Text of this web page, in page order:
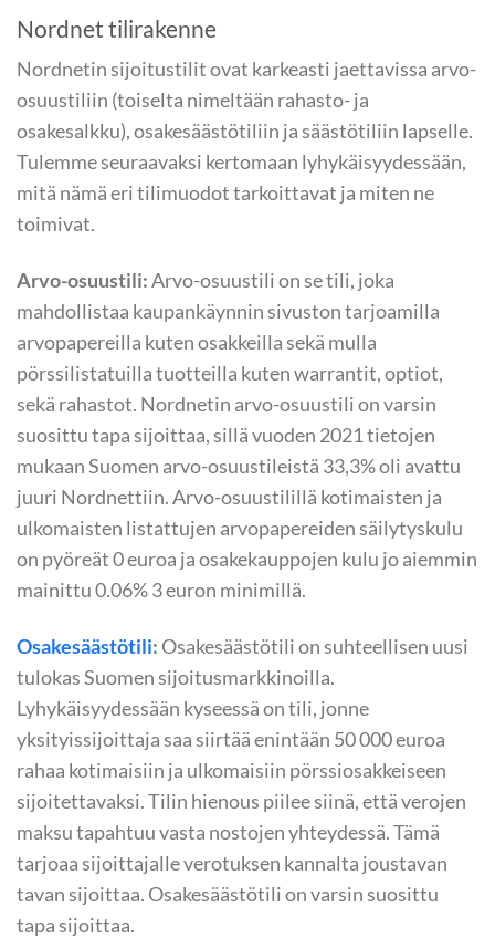
Nordnet tilirakenne
Nordnetin sijoitustilit ovat karkeasti jaettavissa arvo-
osuustiliin (toiselta nimeltään rahasto- ja
osakesalkku), osakesäästötiliin ja säästötiliin lapselle.
Tulemme seuraavaksi kertomaan lyhykäisyydessään,
mitä nämä eri tilimuodot tarkoittavat ja miten ne
toimivat.
Arvo-osuustili:Arvo-osuustili on se tili, joka
mahdollistaa kaupankäynnin sivuston tarjoamilla
arvopapereilla kuten osakkeilla sekä mulla
pörssilistatuilla tuotteilla kuten warrantit, optiot,
sekä rahastot. Nordnetin arvo-osuustili on varsin
suosittu tapa sijoittaa, sillä vuoden 2021 tietojen
mukaan Suomen arvo-osuustileistä 33,3% oli avattu
juuri Nordnettiin. Arvo-osuustilillä kotimaisten ja
ulkomaisten listattujen arvopapereiden säilytyskulu
on pyöreät 0 euroa ja osakekauppojen kulu jo aiemmin
mainittu 0.06% 3 euron minimillä.
Osakesäästötili: Osakesäästötili on suhteellisen uusi
tulokas Suomen sijoitusmarkkinoilla.
Lyhykäisyydessään kyseessä on tili, jonne
yksityissijoittaja saa siirtää enintään 50 000 euroa
rahaa kotimaisiin ja ulkomaisiin pörssiosakkeiseen
sijoitettavaksi. Tilin hienous piilee siinä, että verojen
maksu tapahtuu vasta nostojen yhteydessä. Tämä
tarjoaa sijoittajalle verotuksen kannalta joustavan
tavan sijoittaa. Osakesäästötili on varsin suosittu
tapa sijoittaa.